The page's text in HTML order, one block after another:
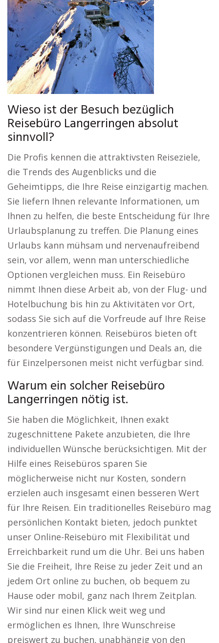
Wieso ist der Besuch bezüglich
Reisebüro Langerringen absolut
sinnvoll?
Die Profis kennen die attraktivsten Reiseziele,
die Trends des Augenblicks und die
Geheimtipps, die Ihre Reise einzigartig machen.
Sie liefern Ihnen relevante Informationen, um
Ihnen zu helfen, die beste Entscheidung für Ihre
Urlaubsplanung zu treffen. Die Planung eines
Urlaubs kann mühsam und nervenaufreibend
sein, vor allem, wenn man unterschiedliche
Optionen vergleichen muss. Ein Reisebüro
nimmt Ihnen diese Arbeit ab, von der Flug- und
Hotelbuchung bis hin zu Aktivitäten vor Ort,
sodass Sie sich auf die Vorfreude auf Ihre Reise
konzentrieren können. Reisebüros bieten oft
besondere Vergünstigungen und Deals an, die
für Einzelpersonen meist nicht verfügbar sind.
Warum ein solcher Reisebüro
Langerringen nötig ist.
Sie haben die Möglichkeit, Ihnen exakt
zugeschnittene Pakete anzubieten, die Ihre
individuellen Wünsche berücksichtigen. Mit der
Hilfe eines Reisebüros sparen Sie
möglicherweise nicht nur Kosten, sondern
erzielen auch insgesamt einen besseren Wert
für Ihre Reisen. Ein traditionelles Reisebüro mag
persönlichen Kontakt bieten, jedoch punktet
unser Online-Reisebüro mit Flexibilität und
Erreichbarkeit rund um die Uhr. Bei uns haben
Sie die Freiheit, Ihre Reise zu jeder Zeit und an
jedem Ort online zu buchen, ob bequem zu
Hause oder mobil, ganz nach Ihrem Zeitplan.
Wir sind nur einen Klick weit weg und
ermöglichen es Ihnen, Ihre Wunschreise
preiswert zu buchen, unabhängig von den